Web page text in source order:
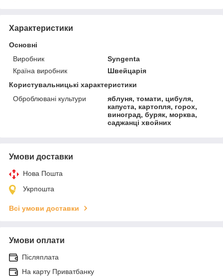
Характеристики
Основні
Виробник
Syngenta
Країна виробник
Швейцарія
Користувальницькі характеристики
Оброблювані культури
яблуня, томати, цибуля,
капуста, картопля, горох,
виноград, буряк, морква,
саджанці хвойних
Умови доставки
Нова Пошта
Укрпошта
Всі умови доставки
Умови оплати
Післяплата
На карту Приватбанку